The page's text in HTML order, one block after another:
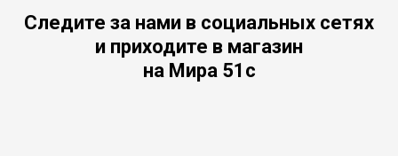
Следите за нами в социальных сетях
и приходите в магазин
на Мира 51с